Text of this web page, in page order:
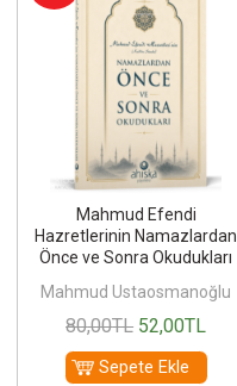
Mahmud Efendi
Hazretlerinin Namazlardan
Önce ve Sonra Okudukları
Mahmud Ustaosmanoğlu
80,00TL 52,00TL
Sepete Ekle